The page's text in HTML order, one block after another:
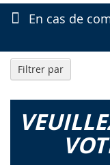
En cas de
Filtrer par